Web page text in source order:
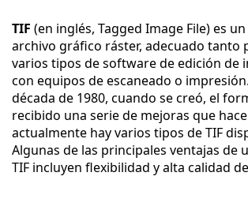
TIF (en inglés, Tagged Image File) es
archivo gráfico ráster, adecuado tanto
varios tipos de software de edición de
con equipos de escaneado o
década de 1980, cuando se creó, el
recibido una serie de mejoras que
actualmente hay varios tipos de TIF
Algunas de las principales ventajas de
TIF incluyen flexibilidad y alta calidad